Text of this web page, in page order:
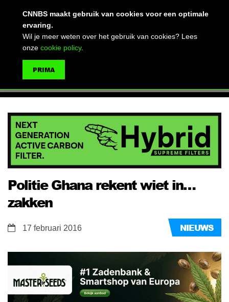
Politie Ghana rekent wiet in…
zakken
NIEUWS
17 februari 2016
CNNBS maakt gebruik van cookies voor een optimale
ervaring.
Wil je meer weten over het gebruik van cookies? Lees
onze cookie policy.
PRIMA